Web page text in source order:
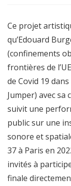
Ce projet
qu’Edouard
(confinements
frontières de
de Covid 19
Jumper) avec sa
suivit une
public sur une
sonore et
37 à Paris en
invités à
finale